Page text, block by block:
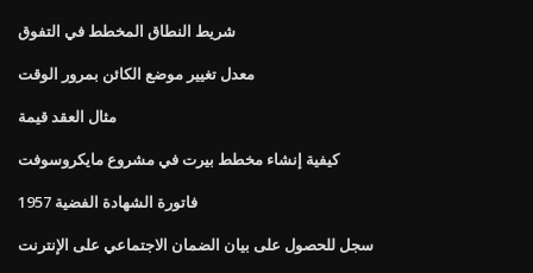
شريط النطاق المخطط في التفوق
معدل تغيير موضع الكائن بمرور الوقت
مثال العقد قيمة
كيفية إنشاء مخطط بيرت في مشروع مايكروسوفت
فاتورة الشهادة الفضية 1957
سجل للحصول على بيان الضمان الاجتماعي على الإنترنت